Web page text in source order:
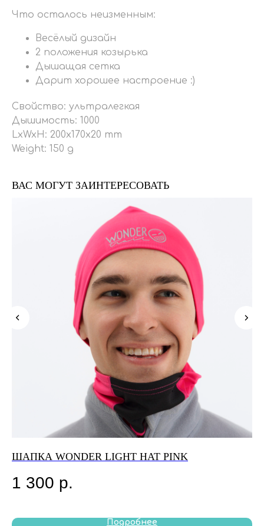
Что осталось неизменным:
Весёлый дизайн
2 положения козырька
Дышащая сетка
Дарит хорошее настроение :)
Свойство: ультралегкая
Дышимость: 1000
LxWxH: 200x170x20 mm
Weight: 150 g
ВАС МОГУТ ЗАИНТЕРЕСОВАТЬ
ШАПКА WONDER LIGHT HAT PINK
1 300 р.
Подробнее